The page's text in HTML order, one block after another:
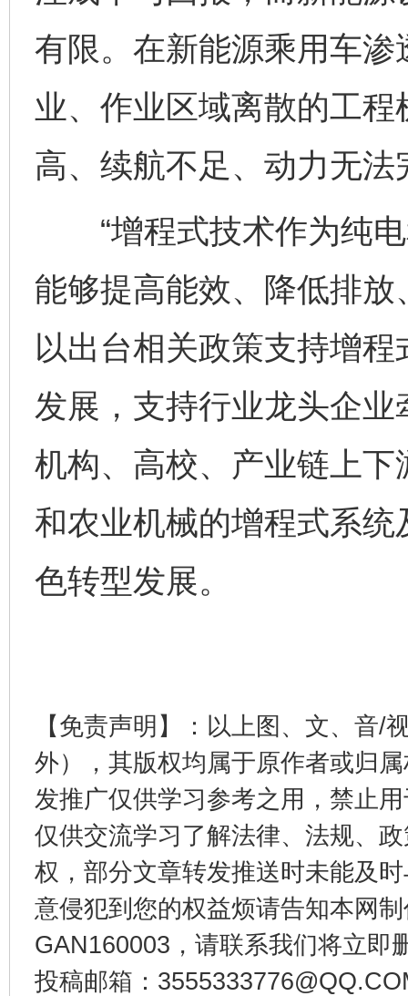
有限。在新能源乘用车
业、作业区域离散的工
高、续航不足、动力无
“增程式技术作为纯电
能够提高能效、降低排放
以出台相关政策支持增
发展，支持行业龙头企
机构、高校、产业链上
和农业机械的增程式系
色转型发展。
【免责声明】：以上图、文、音/
外），其版权均属于原作者或归
发推广仅供学习参考之用，禁止
仅供交流学习了解法律、法规、
权，部分文章转发推送时未能及
意侵犯到您的权益烦请告知本网
GAN160003，请联系我们将立即
投稿邮箱：
完善运行机制助力责任有效落实
法徽映军营 权益有保障